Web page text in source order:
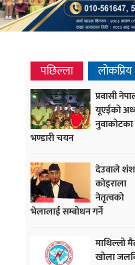
पछिल्ला लोकप्रिय
प्रवासी
यूएईको
नुवाकोटका
भण्डारी चयन
देउवाले
कोइराला
नेतृत्वको
भेलालाई सम्बोधन गर्ने
माथिल्लो
खोला